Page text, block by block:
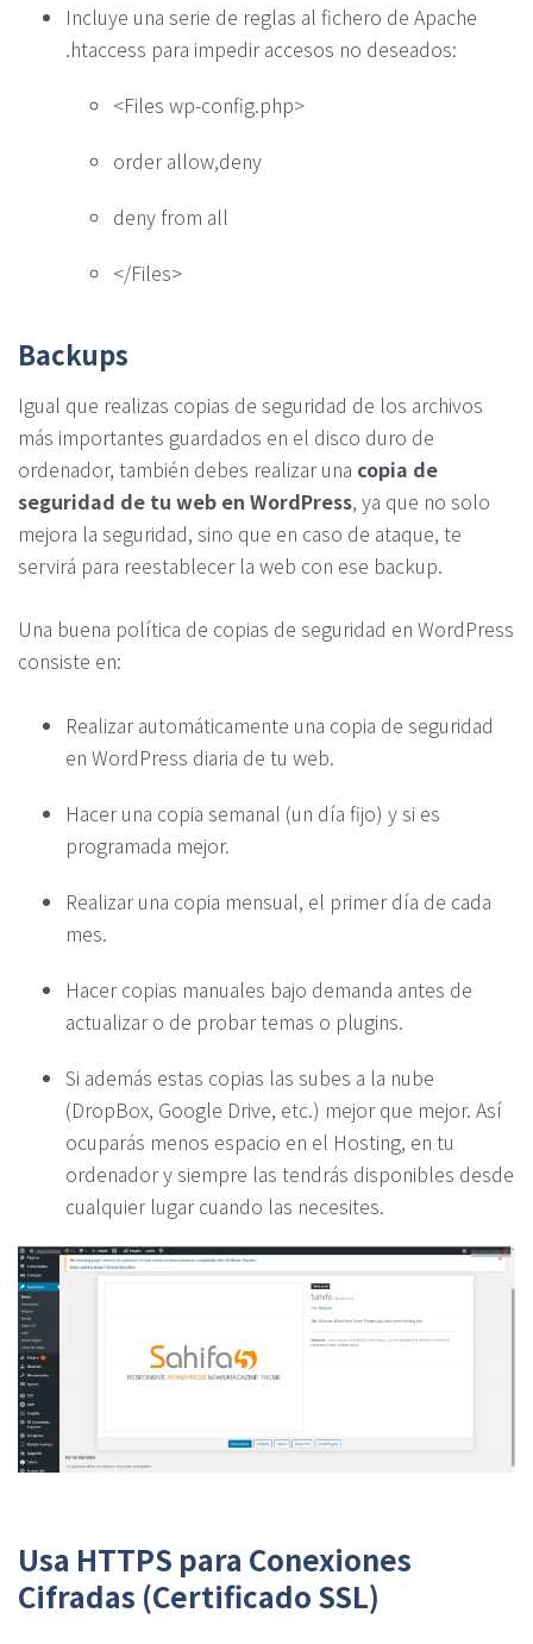
Incluye una serie de reglas al fichero de Apache
.htaccess para impedir accesos no deseados:
<Files wp-config.php>
order allow,deny
deny from all
</Files>
Backups
Igual que realizas copias de seguridad de los archivos
más importantes guardados en el disco duro de
ordenador, también debes realizar una copia de
seguridad de tu web en WordPress, ya que no solo
mejora la seguridad, sino que en caso de ataque, te
servirá para reestablecer la web con ese backup.
Una buena política de copias de seguridad en WordPress
consiste en:
Realizar automáticamente una copia de seguridad
en WordPress diaria de tu web.
Hacer una copia semanal (un día fijo) y si es
programada mejor.
Realizar una copia mensual, el primer día de cada
mes.
Hacer copias manuales bajo demanda antes de
actualizar o de probar temas o plugins.
Si además estas copias las subes a la nube
(DropBox, Google Drive, etc.) mejor que mejor. Así
ocuparás menos espacio en el Hosting, en tu
ordenador y siempre las tendrás disponibles desde
cualquier lugar cuando las necesites.
Usa HTTPS para Conexiones
Cifradas (Certificado SSL)